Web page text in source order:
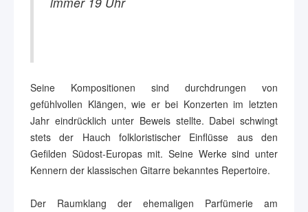
Seine Kompositionen sind durchdrungen von
gefühlvollen Klängen, wie er bei Konzerten im letzten
Jahr eindrücklich unter Beweis stellte. Dabei schwingt
stets der Hauch folkloristischer Einflüsse aus den
Gefilden Südost-Europas mit. Seine Werke sind unter
Kennern der klassischen Gitarre bekanntes Repertoire.
Der Raumklang der ehemaligen Parfümerie am